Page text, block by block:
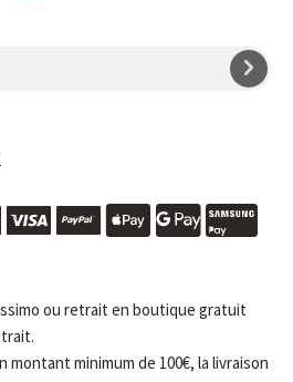
ou retrait en boutique gratuit
minimum de 100€, la livraison